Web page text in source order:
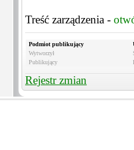
Treść zarządzenia -
Podmiot publikujący
Wytworzył
Publikujący
Rejestr zmian